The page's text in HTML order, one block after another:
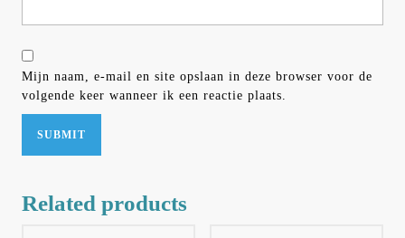
Mijn naam, e-mail en site opslaan in deze browser voor de
volgende keer wanneer ik een reactie plaats.
Related products